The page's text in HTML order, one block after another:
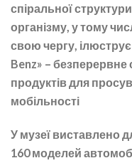
спіральної
організму, у тому
свою чергу,
Benz» –
продуктів для
мобільності
У музеї виставлено
160 моделей